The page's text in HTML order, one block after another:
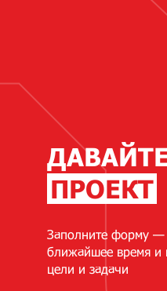
ПРОЕКТ
Заполните форму —
ближайшее время и
цели и задачи